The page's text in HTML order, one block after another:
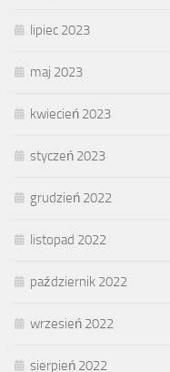
lipiec 2023
maj 2023
kwiecień 2023
styczeń 2023
grudzień 2022
listopad 2022
październik 2022
wrzesień 2022
sierpień 2022